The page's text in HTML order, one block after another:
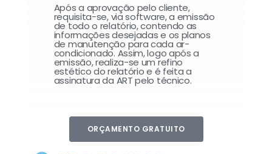
Após a aprovação pelo cliente,
requisita-se, via software, a emissão
de todo o relatório, contendo as
informações desejadas e os planos
de manutenção para cada ar-
condicionado. Assim, logo após a
emissão, realiza-se um refino
estético do relatório e é feita a
assinatura da ART pelo técnico.
ORÇAMENTO GRATUITO